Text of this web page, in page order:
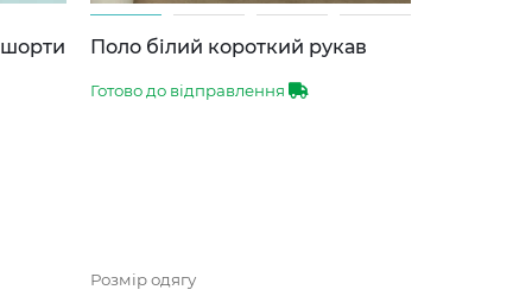
Поло білий короткий рукав
Готово до відправлення
Розмір одягу